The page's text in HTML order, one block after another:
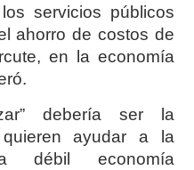
servicios públicos
ahorro de costos de
en la economía
debería ser la
ayudar a la
débil economía